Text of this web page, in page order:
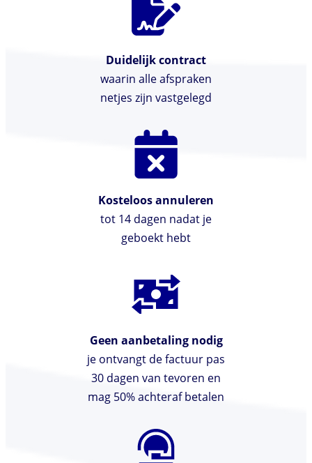
Duidelijk contract
waarin alle afspraken
netjes zijn vastgelegd
Kosteloos annuleren
tot 14 dagen nadat je
geboekt hebt
Geen aanbetaling nodig
je ontvangt de factuur pas
30 dagen van tevoren en
mag 50% achteraf betalen